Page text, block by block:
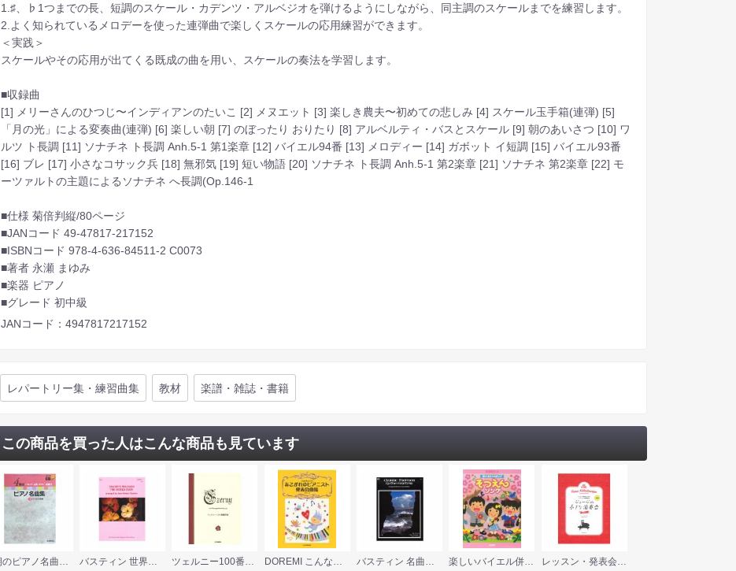
1.♯、♭1つまでの長、短調のスケール・カデンツ・アルベジオを弾けるようにしながら、同主調のスケールまでを練習します。
2.よく知られているメロデーを使った連弾曲で楽しくスケールの応用練習ができます。
＜実践＞
スケールやその応用が出てくる既成の曲を用い、スケールの奏法を学習します。
■収録曲
[1] メリーさんのひつじ〜インディアンのたいこ [2] メヌエット [3] 楽しき農夫〜初めての悲しみ [4] スケール玉手箱(連弾) [5]
「月の光」による変奏曲(連弾) [6] 楽しい朝 [7] のぼったり おりたり [8] アルベルティ・バスとスケール [9] 朝のあいさつ [10] ワ
ルツ ト長調 [11] ソナチネ ト長調 Anh.5-1 第1楽章 [12] バイエル94番 [13] メロディー [14] ガボット イ短調 [15] バイエル93番
[16] ブレ [17] 小さなコサック兵 [18] 無邪気 [19] 短い物語 [20] ソナチネ ト長調 Anh.5-1 第2楽章 [21] ソナチネ 第2楽章 [22] モ
ーツァルトの主題によるソナチネ へ長調(Op.146-1
■仕様 菊倍判縦/80ページ
■JANコード 49-47817-217152
■ISBNコード 978-4-636-84511-2 C0073
■著者 永瀬 まゆみ
■楽器 ピアノ
■グレード 初中級
JANコード：4947817217152
レパートリー集・練習曲集 教材 楽譜・雑誌・書籍
この商品を買った人はこんな商品も見ています
4期のピアノ名曲集 1 バイエル程度 CD付 学研
バスティン 世界の名曲のテーマから レベル1 [英語版] 東音企画
ツェルニー100番練習曲 新標準版 ヤマハミュージックメディア
DOREMI こんなのほしかった！あこがれのピアニスト発表会曲集
バスティン 名曲テーマによるピアノ曲集 [英語版] 東音企画
楽しいバイエル併用 思い出いっぱい！ そつえんソング ドレミ楽譜出版社
レッスン・発表会のためのソロ＆連弾ピアノ曲集 ジョージの小さな演奏会 1 全音楽譜出版社